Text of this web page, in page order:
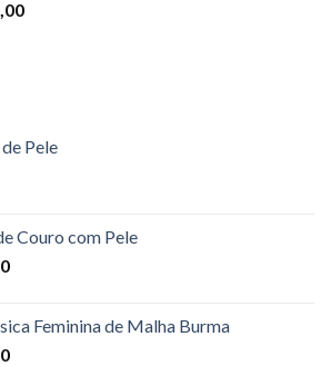
Pele
Couro com Pele
Feminina de Malha Burma